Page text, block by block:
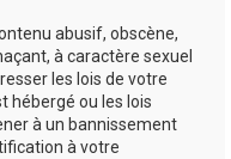
abusif, obscène,
à caractère sexuel
les lois de votre
hébergé ou les lois
à un bannissement
à votre